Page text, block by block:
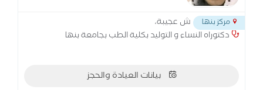
مركز بنها
ش عجيبة،
دكتوراه النساء و التوليد بكلية الطب بجامعة بنها
بيانات العيادة والحجز